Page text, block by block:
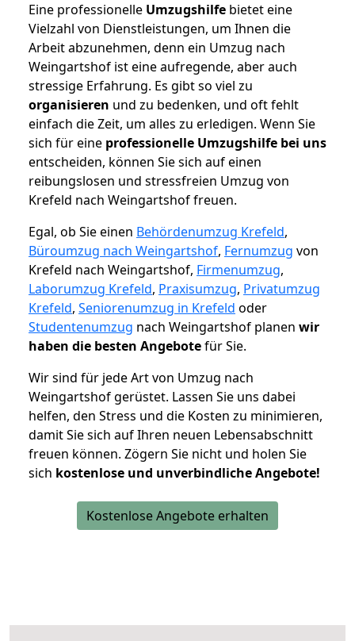
Eine professionelle Umzugshilfe bietet eine
Vielzahl von Dienstleistungen, um Ihnen die
Arbeit abzunehmen, denn ein Umzug nach
Weingartshof ist eine aufregende, aber auch
stressige Erfahrung. Es gibt so viel zu
organisieren und zu bedenken, und oft fehlt
einfach die Zeit, um alles zu erledigen. Wenn Sie
sich für eine professionelle Umzugshilfe bei uns
entscheiden, können Sie sich auf einen
reibungslosen und stressfreien Umzug von
Krefeld nach Weingartshof freuen.
Egal, ob Sie einen Behördenumzug Krefeld,
Büroumzug nach Weingartshof, Fernumzug von
Krefeld nach Weingartshof, Firmenumzug,
Laborumzug Krefeld, Praxisumzug, Privatumzug
Krefeld, Seniorenumzug in Krefeld oder
Studentenumzug nach Weingartshof planen wir
haben die besten Angebotefür Sie.
Wir sind für jede Art von Umzug nach
Weingartshof gerüstet. Lassen Sie uns dabei
helfen, den Stress und die Kosten zu minimieren,
damit Sie sich auf Ihren neuen Lebensabschnitt
freuen können. Zögern Sie nicht und holen Sie
sich kostenlose und unverbindliche Angebote!
Kostenlose Angebote erhalten